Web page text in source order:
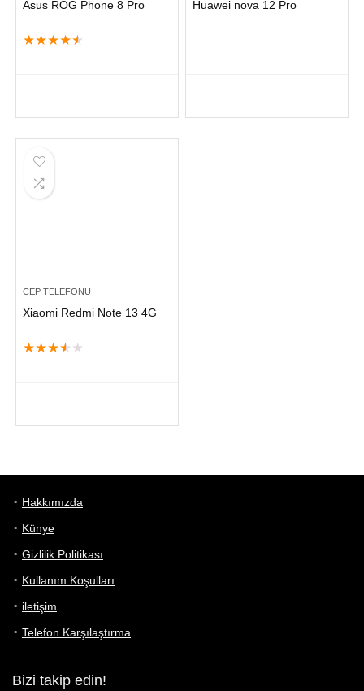
Asus ROG Phone 8 Pro
★★★★★
Huawei nova 12 Pro
CEP TELEFONU
Xiaomi Redmi Note 13 4G
★★★★ ★
Hakkımızda
Künye
Gizlilik Politikası
Kullanım Koşulları
iletişim
Telefon Karşılaştırma
Bizi takip edin!